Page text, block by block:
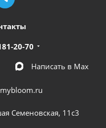
20-70
Написать в Мах
Семеновская, 11с3